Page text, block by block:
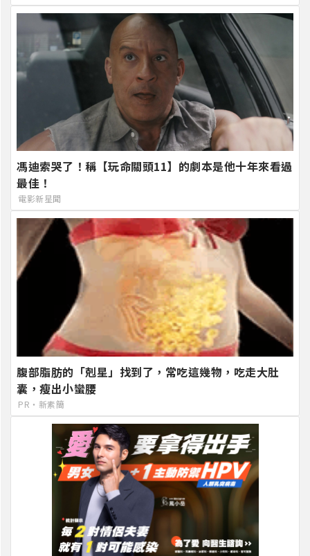
馮迪索哭了！稱【玩命關頭11】的劇本是他十年來看過
最佳！
電影新星聞
腹部脂肪的「剋星」找到了，常吃這幾物，吃走大肚
囊，瘦出小蠻腰
PR・新素簡